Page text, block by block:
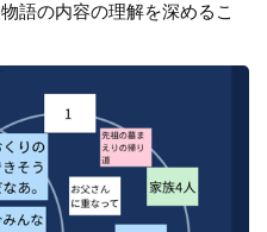
語の内容の理解を深めるこ